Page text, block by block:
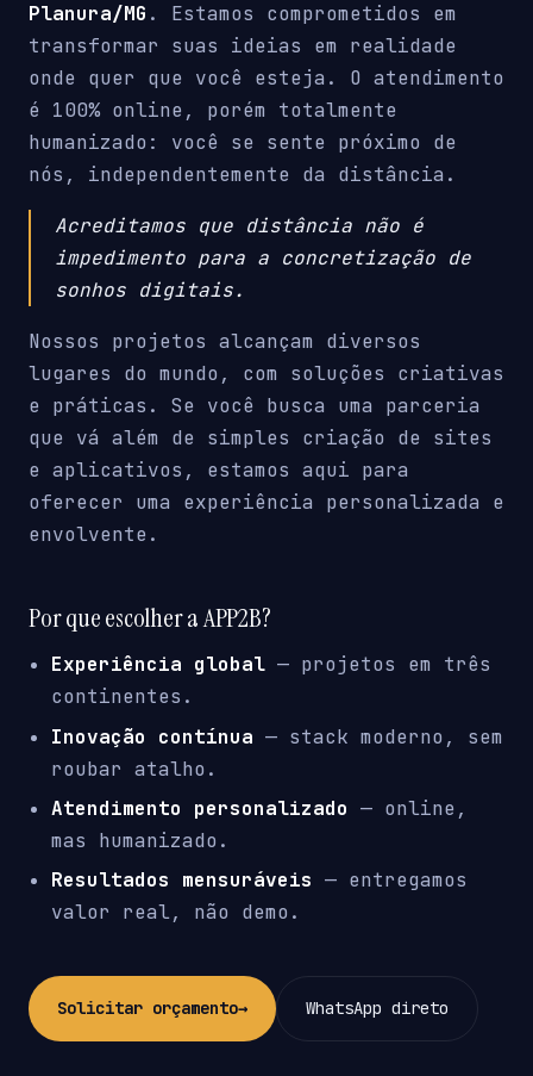
Planura/MG . Estamos comprometidos em
transformar suas ideias em realidade
onde quer que você esteja. O atendimento
é 100% online, porém totalmente
humanizado: você se sente próximo de
nós, independentemente da distância.
Acreditamos que distância não é
impedimento para a concretização de
sonhos digitais.
Nossos projetos alcançam diversos
lugares do mundo, com soluções criativas
e práticas. Se você busca uma parceria
que vá além de simples criação de sites
e aplicativos, estamos aqui para
oferecer uma experiência personalizada e
envolvente.
Por que escolher a APP2B?
Experiência global — projetos em três
continentes.
Inovação contínua — stack moderno, sem
roubar atalho.
Atendimento personalizado — online,
mas humanizado.
Resultados mensuráveis — entregamos
valor real, não demo.
Solicitar orçamento→ WhatsApp direto